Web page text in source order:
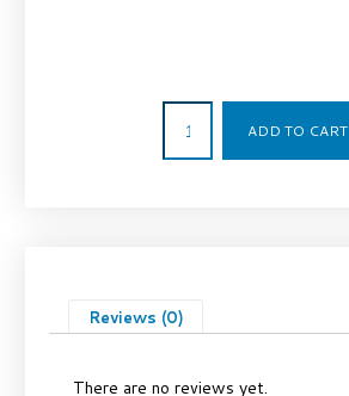
ADD TO CART
Reviews (0)
There are no reviews yet.